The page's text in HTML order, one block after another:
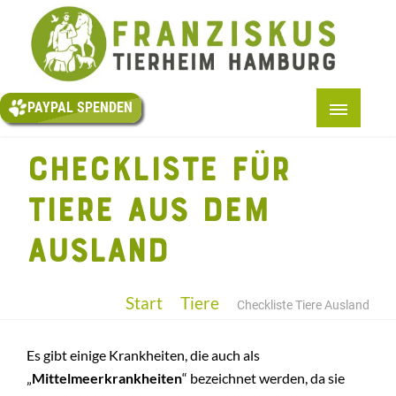
PAYPAL
SPENDEN
PAYPAL SPENDEN
ÜBER UNS
TIERE
SOCIAL-MEDIA
KONTAKT
+
CHECKLISTE FÜR
TIERE AUS DEM
AUSLAND
Start Tiere Checkliste Tiere Ausland
Es gibt einige Krankheiten, die auch als
„Mittelmeerkrankheiten“ bezeichnet werden, da sie